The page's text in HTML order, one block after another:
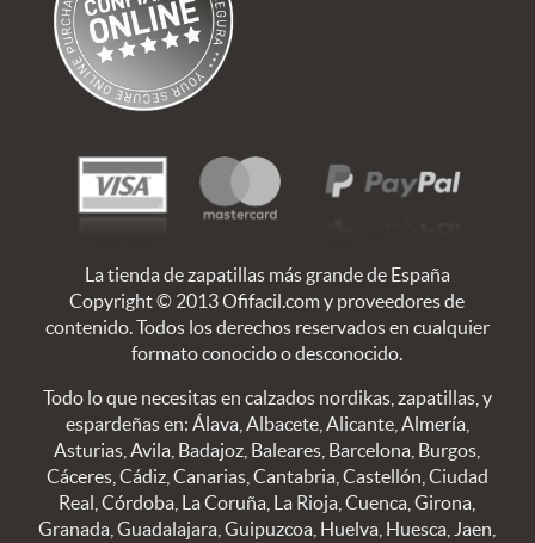
La tienda de zapatillas más grande de España
Copyright © 2013 Ofifacil.com y proveedores de
contenido. Todos los derechos reservados en cualquier
formato conocido o desconocido.
Todo lo que necesitas en calzados nordikas, zapatillas, y
espardeñas en: Álava, Albacete, Alicante, Almería,
Asturias, Avila, Badajoz, Baleares, Barcelona, Burgos,
Cáceres, Cádiz, Canarias, Cantabria, Castellón, Ciudad
Real, Córdoba, La Coruña, La Rioja, Cuenca, Girona,
Granada, Guadalajara, Guipuzcoa, Huelva, Huesca, Jaen,